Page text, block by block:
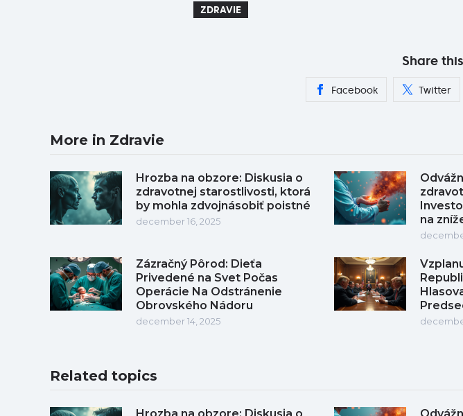
ZDRAVIE
Share
Facebook Twitter
More in Zdravie
Hrozba na obzore: Diskusia o
zdravotnej starostlivosti, ktorá
by mohla zdvojnásobiť poistné
december 16, 2025
na
Zázračný Pôrod: Dieťa
Privedené na Svet Počas
Operácie Na Odstránenie
Obrovského Nádoru
december 14, 2025
Related topics
Hrozba na obzore: Diskusia o